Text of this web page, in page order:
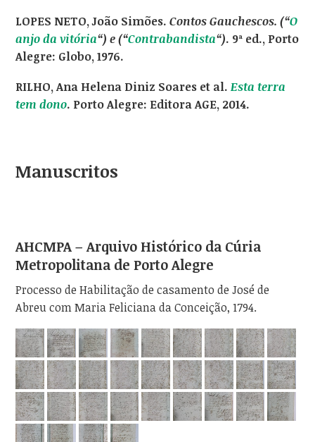
LOPES NETO, João Simões.Contos Gauchescos. (“O
anjo da vitória“) e (“Contrabandista“). 9ª ed., Porto
Alegre: Globo, 1976.
RILHO, Ana Helena Diniz Soares et al.Esta terra
tem dono. Porto Alegre: Editora AGE, 2014.
Manuscritos
AHCMPA – Arquivo Histórico da Cúria
Metropolitana de Porto Alegre
Processo de Habilitação de casamento de José de
Abreu com Maria Feliciana da Conceição, 1794.